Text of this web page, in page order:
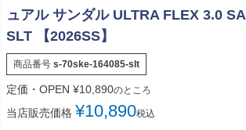
ュアル サンダル ULTRA FLEX 3.0
SLT 【2026SS】
商品番号 s-70ske-164085-slt
定価・OPEN ¥10,890のところ
当店販売価格 ¥10,890税込